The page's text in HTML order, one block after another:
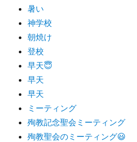
暑い
神学校
朝焼け
登校
早天😇
早天
早天
ミーティング
殉教記念聖会ミーティング
殉教聖会のミーティング😃